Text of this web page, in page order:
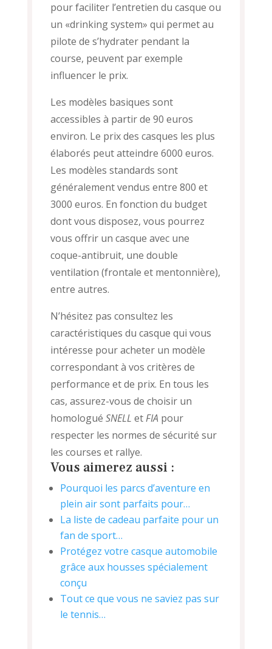
pour faciliter l’entretien du casque ou
un «drinking system» qui permet au
pilote de s’hydrater pendant la
course, peuvent par exemple
influencer le prix.
Les modèles basiques sont
accessibles à partir de 90 euros
environ. Le prix des casques les plus
élaborés peut atteindre 6000 euros.
Les modèles standards sont
généralement vendus entre 800 et
3000 euros. En fonction du budget
dont vous disposez, vous pourrez
vous offrir un casque avec une
coque-antibruit, une double
ventilation (frontale et mentonnière),
entre autres.
N’hésitez pas consultez les
caractéristiques du casque qui vous
intéresse pour acheter un modèle
correspondant à vos critères de
performance et de prix. En tous les
cas, assurez-vous de choisir un
homologué SNELL etFIA pour
respecter les normes de sécurité sur
les courses et rallye.
Vous aimerez aussi :
Pourquoi les parcs d’aventure en
plein air sont parfaits pour…
La liste de cadeau parfaite pour un
fan de sport…
Protégez votre casque automobile
grâce aux housses spécialement
conçu
Tout ce que vous ne saviez pas sur
le tennis…